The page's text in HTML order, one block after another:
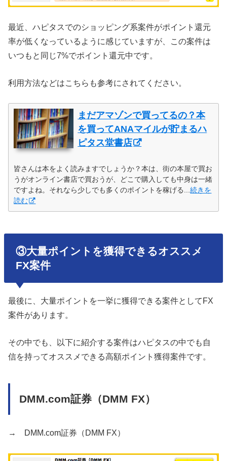
最近、ハピタスでのショッピング系案件がポイント還元
率が低くなっているように感じていますが、この案件は
いつもと同じ7%でポイント還元中です。
利用方法などはこちらも参考にされてください。
まだアマゾンで買ってるの？本
を買ってANAマイルが貯まるハ
ピタス堂書店
皆さんは本をよく読みますでしょうか？本は、街の本屋で買お
うがオンライン書店で買おうが、どこで購入しても中身は一緒
ですよね。それなら少しでも多くのポイントを稼げる...続きを
読む
③大量ポイントを獲得できるオススメ
FX案件
最後に、大量ポイントを一挙に獲得できる案件としてFX
案件があります。
その中でも、以下に紹介する案件はハピタスの中でも自
信を持ってオススメできる高額ポイント獲得案件です。
DMM.com証券（DMM FX）
→ DMM.com証券（DMM FX）